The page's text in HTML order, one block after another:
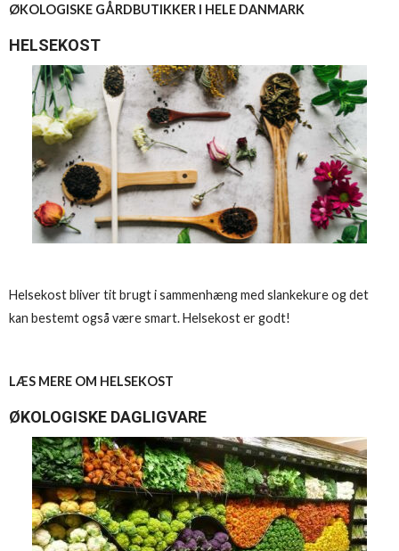
ØKOLOGISKE GÅRDBUTIKKER I HELE DANMARK
HELSEKOST
Helsekost bliver tit brugt i sammenhæng med slankekure og det
kan bestemt også være smart. Helsekost er godt!
LÆS MERE OM HELSEKOST
ØKOLOGISKE DAGLIGVARE